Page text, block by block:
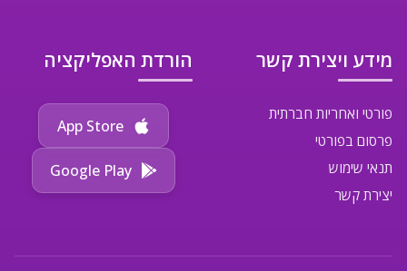
מידע ויצירת קשר
פורטי ואחריות חברתית
פרסום בפורטי
תנאי שימוש
יצירת קשר
הורדת האפליקציה
App Store
Google Play